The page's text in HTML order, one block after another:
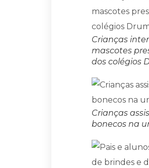
Crianças
mascotes
dos colégios
Crianças
bonecos na